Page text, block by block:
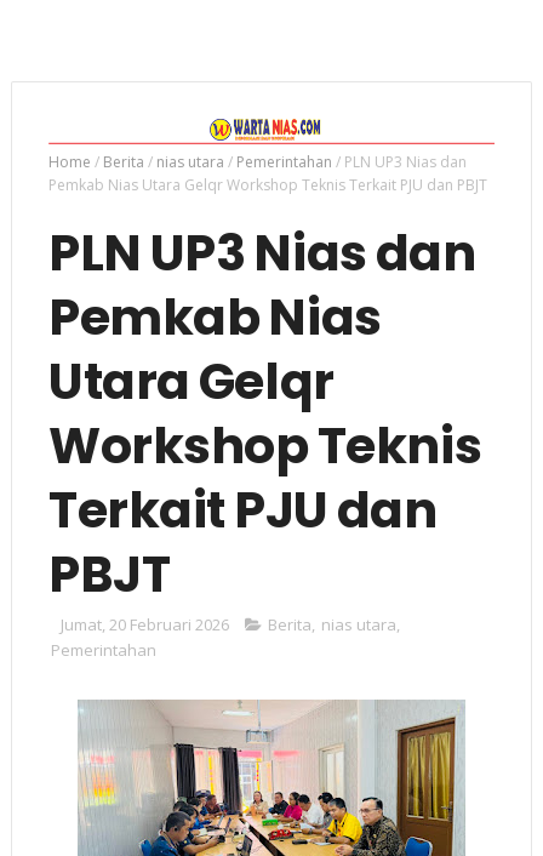
Home / Berita / nias utara / Pemerintahan / PLN UP3 Nias dan
Pemkab Nias Utara Gelqr Workshop Teknis Terkait PJU dan PBJT
PLN UP3 Nias dan
Pemkab Nias
Utara Gelqr
Workshop Teknis
Terkait PJU dan
PBJT
Jumat, 20 Februari 2026 Berita, nias utara,
Pemerintahan